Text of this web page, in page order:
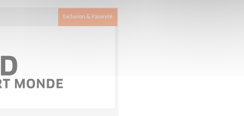
Exclusion & Pauvreté